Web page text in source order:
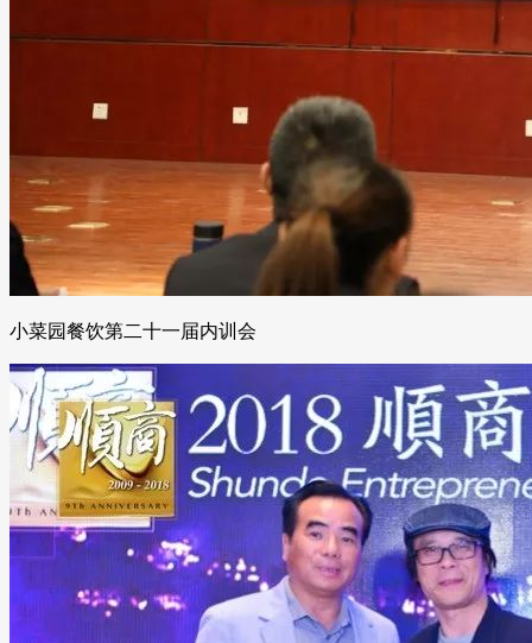
小菜园餐饮第二十一届内训会